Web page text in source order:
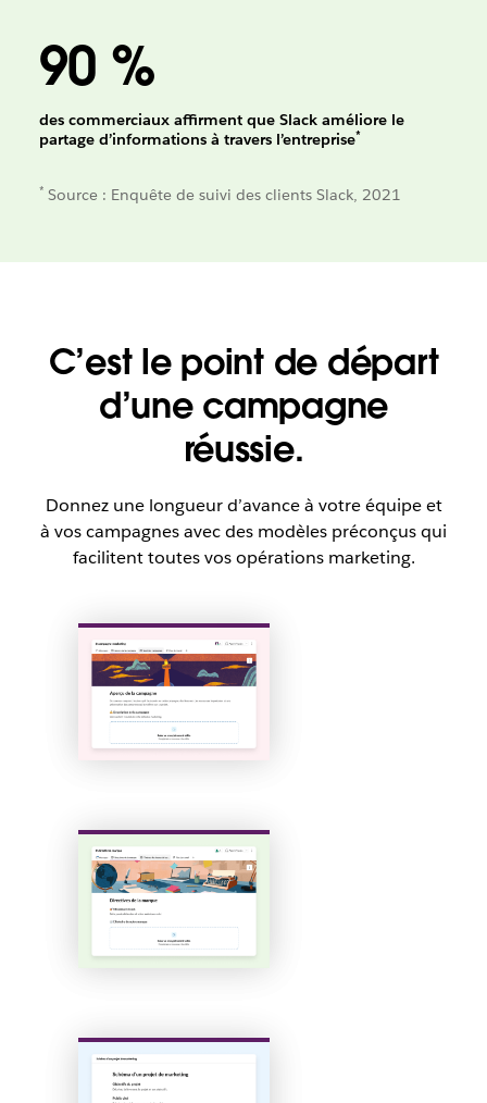
90 %
des commerciaux affirment que Slack améliore le
partage d’informations à travers l’entreprise*
* Source : Enquête de suivi des clients Slack, 2021
C’est le point de départ
d’une campagne
réussie.
Donnez une longueur d’avance à votre équipe et
à vos campagnes avec des modèles préconçus qui
facilitent toutes vos opérations marketing.